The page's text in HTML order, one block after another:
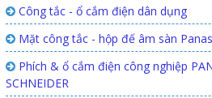
Công tắc - ổ cắm điện dân dụng
Mặt công tắc - hộp đế âm sàn
Phích & ổ cắm điện công nghiệp
SCHNEIDER